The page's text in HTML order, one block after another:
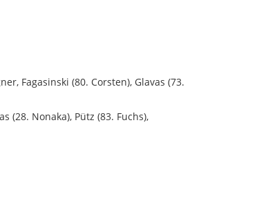
Fagasinski (80. Corsten), Glavas (73.
(28. Nonaka), Pütz (83. Fuchs),